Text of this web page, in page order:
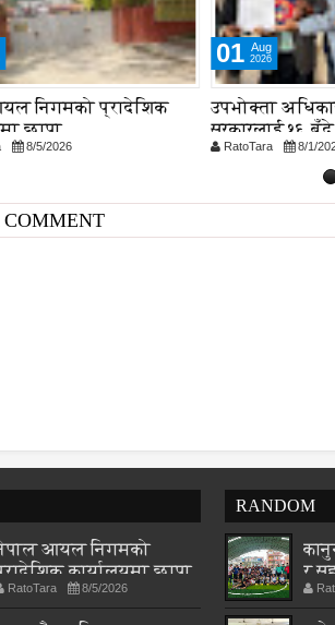
निगमको प्रादेशिक
छापा
8/5/2026
01 Aug
2026
उपभोक्ता
सरकारलाई १६
संशोधनमा जोड
RatoTara 8/1/
COMMENT
आयल निगमको
कार्यालयमा छापा
RatoTara 8/5/2026
RANDOM
र